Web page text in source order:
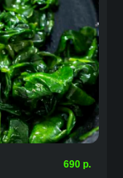
690 р.